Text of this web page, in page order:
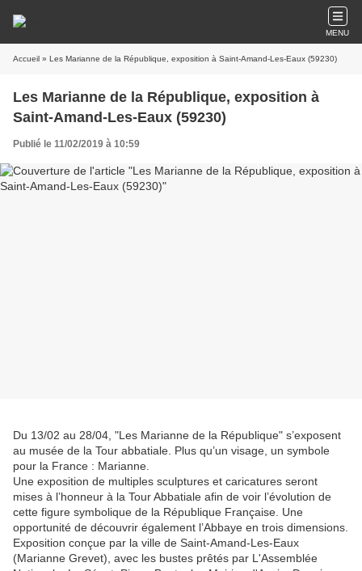
MENU
Accueil » Les Marianne de la République, exposition à Saint-Amand-Les-Eaux (59230)
Les Marianne de la République, exposition à
Saint-Amand-Les-Eaux (59230)
Publié le 11/02/2019 à 10:59
Du 13/02 au 28/04, "Les Marianne de la République" s’exposent
au musée de la Tour abbatiale. Plus qu’un visage, un symbole
pour la France : Marianne.
Une exposition de multiples sculptures et caricatures seront
mises à l’honneur à la Tour Abbatiale afin de voir l’évolution de
cette figure symbolique de la République Française. Une
opportunité de découvrir également l’Abbaye en trois dimensions.
Exposition conçue par la ville de Saint-Amand-Les-Eaux
(Marianne Grevet), avec les bustes prêtés par L'Assemblée